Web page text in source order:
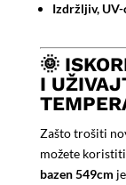
Izdržljiv,
🌞
I
Zašto trošiti
možete koristiti
bazen 549cm